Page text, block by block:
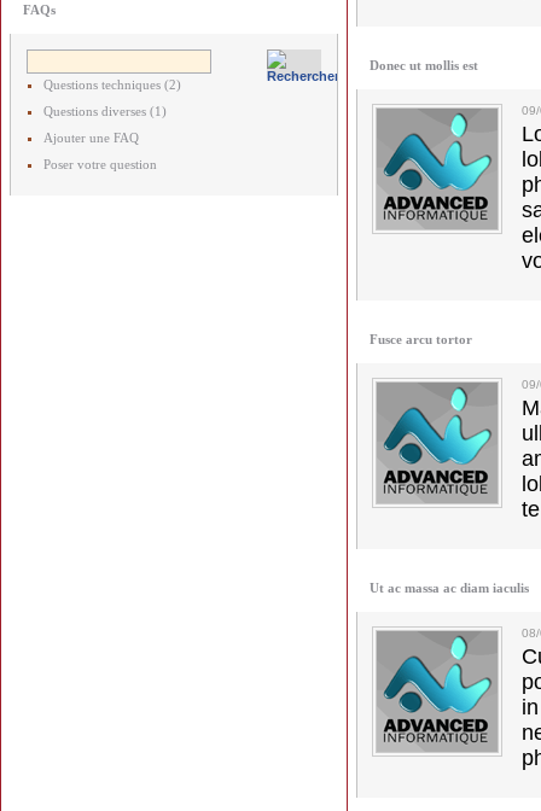
FAQs
Questions techniques (2)
Questions diverses (1)
Ajouter une FAQ
Poser votre question
Donec ut mollis est
Fusce arcu tortor
Ut ac massa ac diam iaculis